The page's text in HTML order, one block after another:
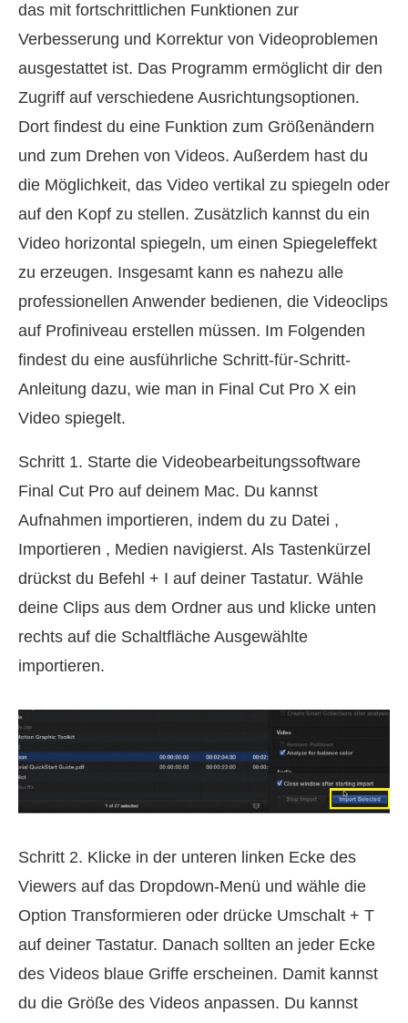
das mit fortschrittlichen Funktionen zur
Verbesserung und Korrektur von Videoproblemen
ausgestattet ist. Das Programm ermöglicht dir den
Zugriff auf verschiedene Ausrichtungsoptionen.
Dort findest du eine Funktion zum Größenändern
und zum Drehen von Videos. Außerdem hast du
die Möglichkeit, das Video vertikal zu spiegeln oder
auf den Kopf zu stellen. Zusätzlich kannst du ein
Video horizontal spiegeln, um einen Spiegeleffekt
zu erzeugen. Insgesamt kann es nahezu alle
professionellen Anwender bedienen, die Videoclips
auf Profiniveau erstellen müssen. Im Folgenden
findest du eine ausführliche Schritt-für-Schritt-
Anleitung dazu, wie man in Final Cut Pro X ein
Video spiegelt.
Schritt 1. Starte die Videobearbeitungssoftware
Final Cut Pro auf deinem Mac. Du kannst
Aufnahmen importieren, indem du zu Datei ,
Importieren , Medien navigierst. Als Tastenkürzel
drückst du Befehl + I auf deiner Tastatur. Wähle
deine Clips aus dem Ordner aus und klicke unten
rechts auf die Schaltfläche Ausgewählte
importieren.
Schritt 2. Klicke in der unteren linken Ecke des
Viewers auf das Dropdown-Menü und wähle die
Option Transformieren oder drücke Umschalt + T
auf deiner Tastatur. Danach sollten an jeder Ecke
des Videos blaue Griffe erscheinen. Damit kannst
du die Größe des Videos anpassen. Du kannst